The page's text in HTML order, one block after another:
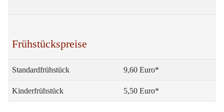
Frühstückspreise
Standardfrühstück 9,60 Euro*
Kinderfrühstück 5,50 Euro*